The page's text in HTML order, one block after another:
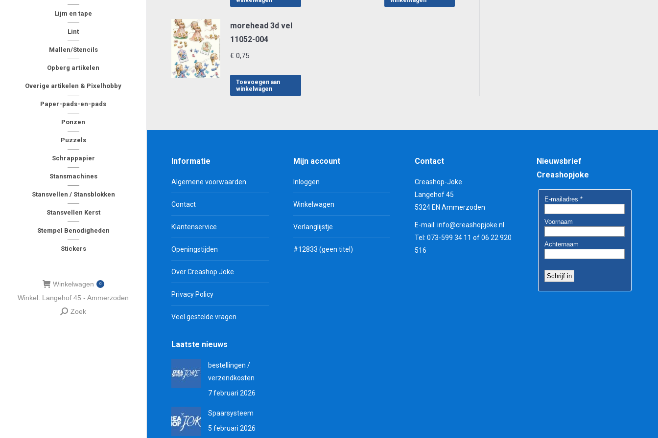
Lijm en tape
Lint
Mallen/Stencils
Opberg artikelen
Overige artikelen & Pixelhobby
Paper-pads-en-pads
Ponzen
Puzzels
Schrappapier
Stansmachines
Stansvellen / Stansblokken
Stansvellen Kerst
Stempel Benodigheden
Stickers
Winkelwagen 0
Winkel: Langehof 45 - Ammerzoden
Zoeken:
Zoek
€ 0,75.€ 0,40.
€ 0,75.€ 0,40.
morehead 3d vel
11052-004
€ 0,75
Toevoegen aan
winkelwagen
Informatie
Algemene voorwaarden
Contact
Klantenservice
Openingstijden
Over Creashop Joke
Privacy Policy
Veel gestelde vragen
Mijn account
Inloggen
Winkelwagen
Verlanglijstje
#12833 (geen titel)
Contact
Creashop-Joke
Langehof 45
5324 EN Ammerzoden
E-mail: info@creashopjoke.nl
Tel: 073-599 34 11 of 06 22 920
516
Nieuwsbrief
Creashopjoke
Laatste nieuws
bestellingen /
verzendkosten
7 februari 2026
Spaarsysteem
5 februari 2026